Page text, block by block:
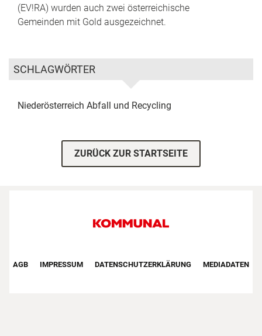
(EV!RA) wurden auch zwei österreichische
Gemeinden mit Gold ausgezeichnet.
SCHLAGWÖRTER
Niederösterreich Abfall und Recycling
ZURÜCK ZUR STARTSEITE
Footer First Navigation
AGB IMPRESSUM DATENSCHUTZERKLÄRUNG MEDIADATEN